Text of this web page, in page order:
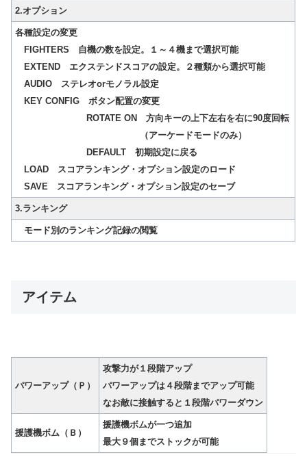
2.オプション
各種設定の変更
FIGHTERS 自機の数を設定。１～４機まで選択可能
EXTEND エクステンドスコアの設定。２種類から選択可能
AUDIO ステレオorモノラル設定
KEY CONFIG ボタン配置の変更
ROTATE ON 方向キーの上下左右を右に90度回転
（アーケードモードのみ）
DEFAULT 初期設定に戻る
LOAD スコアランキング・オプション設定のロード
SAVE スコアランキング・オプション設定のセーブ
3.ランキング
モード別のランキング記録の閲覧
アイテム
パワーアップ（Ｐ）
攻撃力が１段階アップ
パワーアップは４段階までアップ可能
なお敵に接触すると１段階パワーダウン
援護機ボム（Ｂ）
援護機ボムが一つ追加
最大９個までストックが可能